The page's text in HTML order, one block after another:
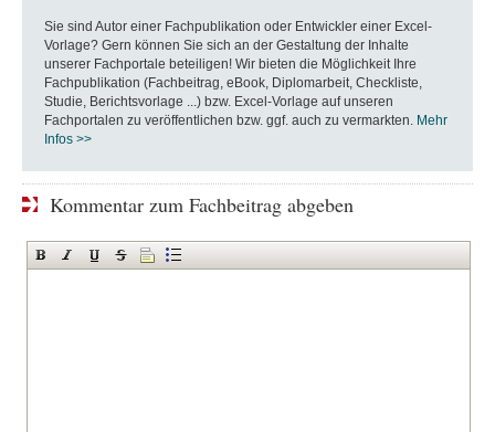
Sie sind Autor einer Fachpublikation oder Entwickler einer Excel-
Vorlage? Gern können Sie sich an der Gestaltung der Inhalte
unserer Fachportale beteiligen! Wir bieten die Möglichkeit Ihre
Fachpublikation (Fachbeitrag, eBook, Diplomarbeit, Checkliste,
Studie, Berichtsvorlage ...) bzw. Excel-Vorlage auf unseren
Fachportalen zu veröffentlichen bzw. ggf. auch zu vermarkten. Mehr
Infos >>
Kommentar zum Fachbeitrag abgeben